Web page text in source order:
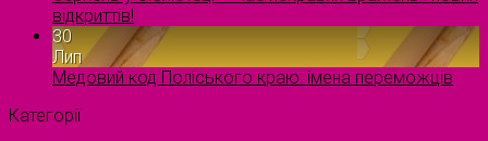
відкриттів!
30
Лип
Медовий код Поліського краю: імена переможців
Категорії